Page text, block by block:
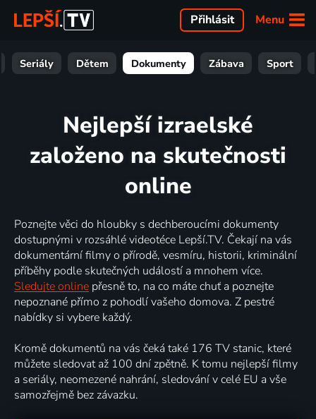
Menu
Přihlásit
Seriály Dětem Dokumenty Zábava Sport
Nejlepší izraelské
založeno na skutečnosti
online
Poznejte věci do hloubky s dechberoucími dokumenty
dostupnými v rozsáhlé videotéce Lepší.TV. Čekají na vás
dokumentární filmy o přírodě, vesmíru, historii, kriminální
příběhy podle skutečných událostí a mnohem více.
Sledujte online přesně to, na co máte chuť a poznejte
nepoznané přímo z pohodlí vašeho domova. Z pestré
nabídky si vybere každý.
Kromě dokumentů na vás čeká také 176 TV stanic, které
můžete sledovat až 100 dní zpětně. K tomu nejlepší filmy
a seriály, neomezené nahrání, sledování v celé EU a vše
samozřejmě bez závazku.